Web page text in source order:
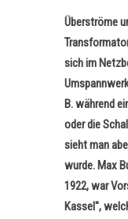
Überströme
sich im
B. während
oder die
sieht man
wurde. Max
1922, war
Kassel",